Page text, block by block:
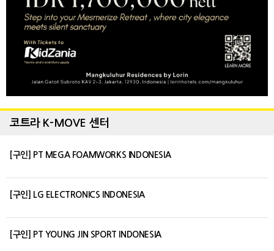
코트라 K-MOVE 센터
[구인] PT MEGA FOAMWORKS INDONESIA
[구인] LG ELECTRONICS INDONESIA
[구인] PT YOUNG JIN SPORT INDONESIA